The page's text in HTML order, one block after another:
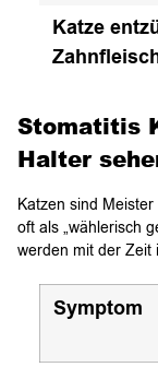
Katze
Stomatitis
Halter
Katzen sind
oft als „wählerisch
werden mit der Zeit
Symptom